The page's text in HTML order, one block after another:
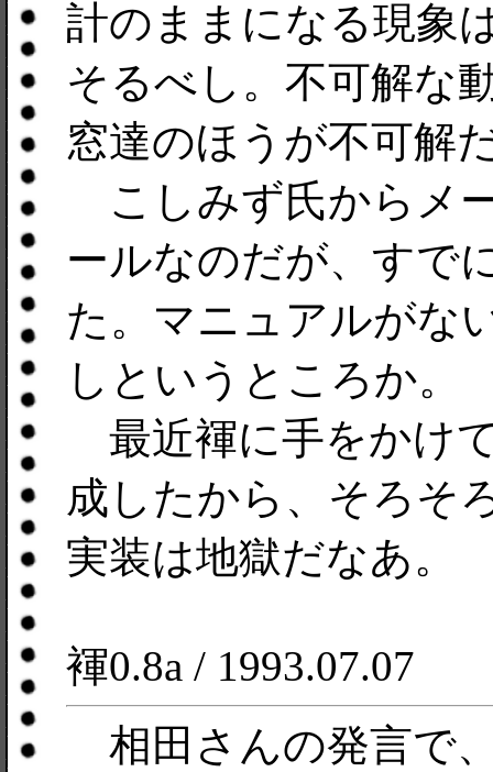
計のままになる現象
そるべし。不可解な
窓達のほうが不可解
こしみず氏からメ
ールなのだが、すで
た。マニュアルがな
しというところか。
最近褌に手をかけ
成したから、そろそ
実装は地獄だなあ。
褌0.8a / 1993.07.07
相田さんの発言で